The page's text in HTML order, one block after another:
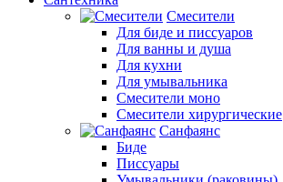
Смесители
Для биде и писсуаров
Для ванны и душа
Для кухни
Для умывальника
Смесители моно
Смесители хирургические
Санфаянс
Биде
Писсуары